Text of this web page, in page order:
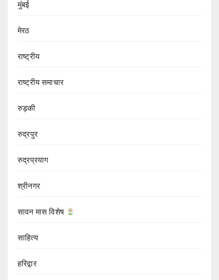
मुंबई
मेरठ
राष्ट्रीय
राष्ट्रीय समाचार
रुड़की
रुद्रपुर
रुद्रप्रयाग
श्रीनगर
सावन मास विशेष
साहित्य
हरिद्वार